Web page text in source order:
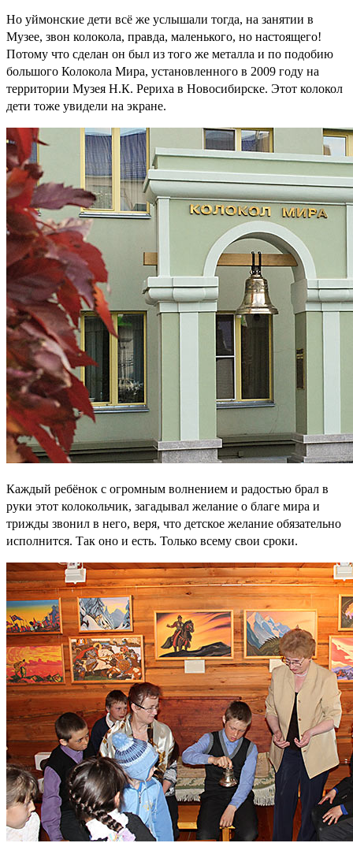
Но уймонские дети всё же услышали тогда, на занятии в
Музее, звон колокола, правда, маленького, но настоящего!
Потому что сделан он был из того же металла и по подобию
большого Колокола Мира, установленного в 2009 году на
территории Музея Н.К. Рериха в Новосибирске. Этот колокол
дети тоже увидели на экране.
Каждый ребёнок с огромным волнением и радостью брал в
руки этот колокольчик, загадывал желание о благе мира и
трижды звонил в него, веря, что детское желание обязательно
исполнится. Так оно и есть. Только всему свои сроки.